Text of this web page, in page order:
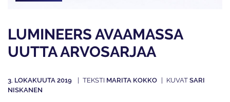
LUMINEERS AVAAMASSA
UUTTA ARVOSARJAA
3. LOKAKUUTA 2019 MARITA KOKKO
SARI
NISKANEN